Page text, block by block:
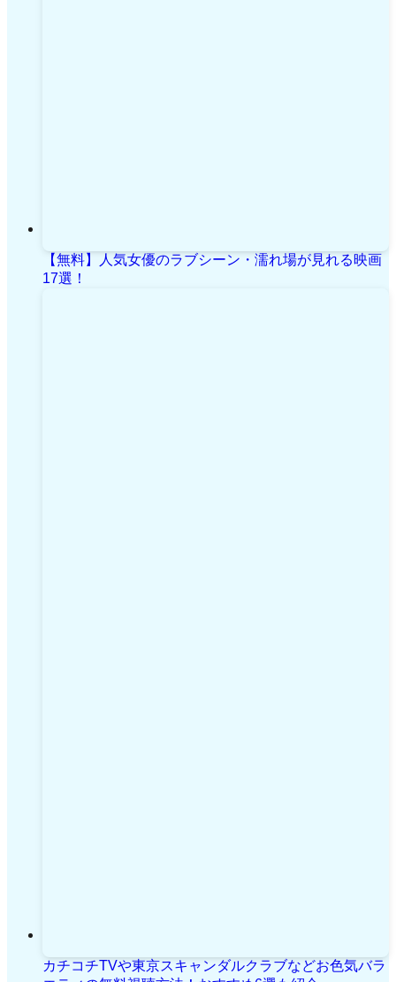
【無料】人気女優のラブシーン・濡れ場が見れる映画
17選！
カチコチTVや東京スキャンダルクラブなどお色気バラ